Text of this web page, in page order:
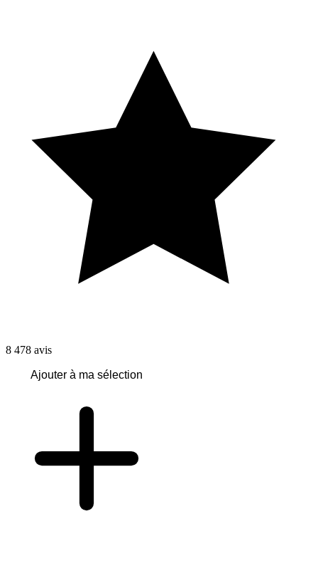
8 478 avis
Ajouter à ma sélection